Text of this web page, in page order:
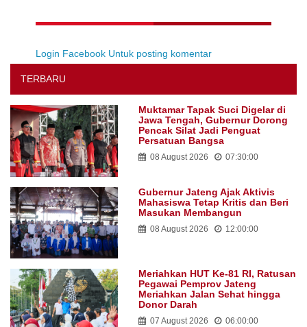
Login Facebook Untuk posting komentar
TERBARU
Muktamar Tapak Suci Digelar di
Jawa Tengah, Gubernur Dorong
Pencak Silat Jadi Penguat
Persatuan Bangsa
08 August 2026 07:30:00
Gubernur Jateng Ajak Aktivis
Mahasiswa Tetap Kritis dan Beri
Masukan Membangun
08 August 2026 12:00:00
Meriahkan HUT Ke-81 RI, Ratusan
Pegawai Pemprov Jateng
Meriahkan Jalan Sehat hingga
Donor Darah
07 August 2026 06:00:00